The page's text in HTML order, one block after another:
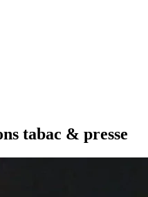
tabac & presse